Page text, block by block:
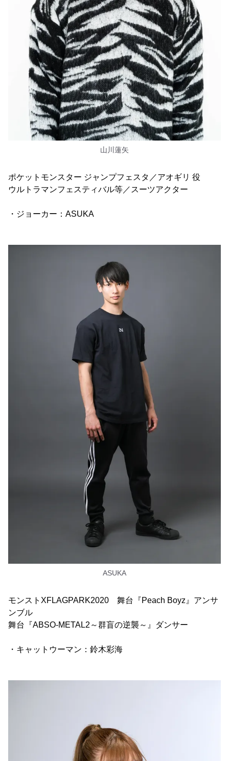
山川蓮矢
ポケットモンスター ジャンプフェスタ／アオギリ 役
ウルトラマンフェスティバル等／スーツアクター
・ジョーカー：ASUKA
ASUKA
モンストXFLAGPARK2020 舞台『Peach Boyz』アンサ
ンブル
舞台『ABSO-METAL2～群盲の逆襲～』ダンサー
・キャットウーマン：鈴木彩海